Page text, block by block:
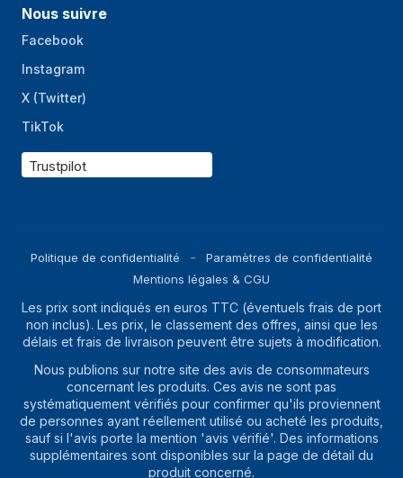
Nous suivre
Facebook
Instagram
X (Twitter)
TikTok
Trustpilot
Politique de confidentialité
Paramètres de confidentialité
Mentions légales & CGU
Les prix sont indiqués en euros TTC (éventuels frais de port
non inclus). Les prix, le classement des offres, ainsi que les
délais et frais de livraison peuvent être sujets à modification.
Nous publions sur notre site des avis de consommateurs
concernant les produits. Ces avis ne sont pas
systématiquement vérifiés pour confirmer qu'ils proviennent
de personnes ayant réellement utilisé ou acheté les produits,
sauf si l'avis porte la mention 'avis vérifié'. Des informations
supplémentaires sont disponibles sur la page de détail du
produit concerné.